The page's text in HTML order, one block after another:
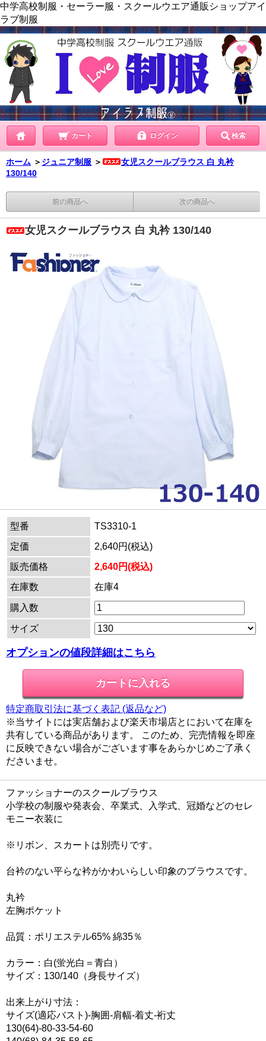
中学高校制服・セーラー服・スクールウエア通販ショップアイ
ラブ制服
カート ログイン 検索
ホーム ＞ ジュニア制服 ＞
女児スクールブラウス 白 丸衿
130/140
前の商品へ 次の商品へ
女児スクールブラウス 白 丸衿 130/140
型番
TS3310-1
定価
2,640円(税込)
販売価格
2,640円(税込)
在庫数
在庫4
購入数
サイズ
オプションの値段詳細はこちら
特定商取引法に基づく表記 (返品など)
※当サイトには実店舗および楽天市場店とにおいて在庫を
共有している商品があります。 このため、完売情報を即座
に反映できない場合がございます事をあらかじめご了承く
ださいませ。
ファッショナーのスクールブラウス
小学校の制服や発表会、卒業式、入学式、冠婚などのセレ
モニー衣装に
※リボン、スカートは別売りです。
台衿のない平らな衿がかわいらしい印象のブラウスです。
丸衿
左胸ポケット
品質：ポリエステル65% 綿35％
カラー：白(蛍光白＝青白）
サイズ：130/140（身長サイズ）
出来上がり寸法：
サイズ(適応バスト)-胸囲-肩幅-着丈-裄丈
130(64)-80-33-54-60